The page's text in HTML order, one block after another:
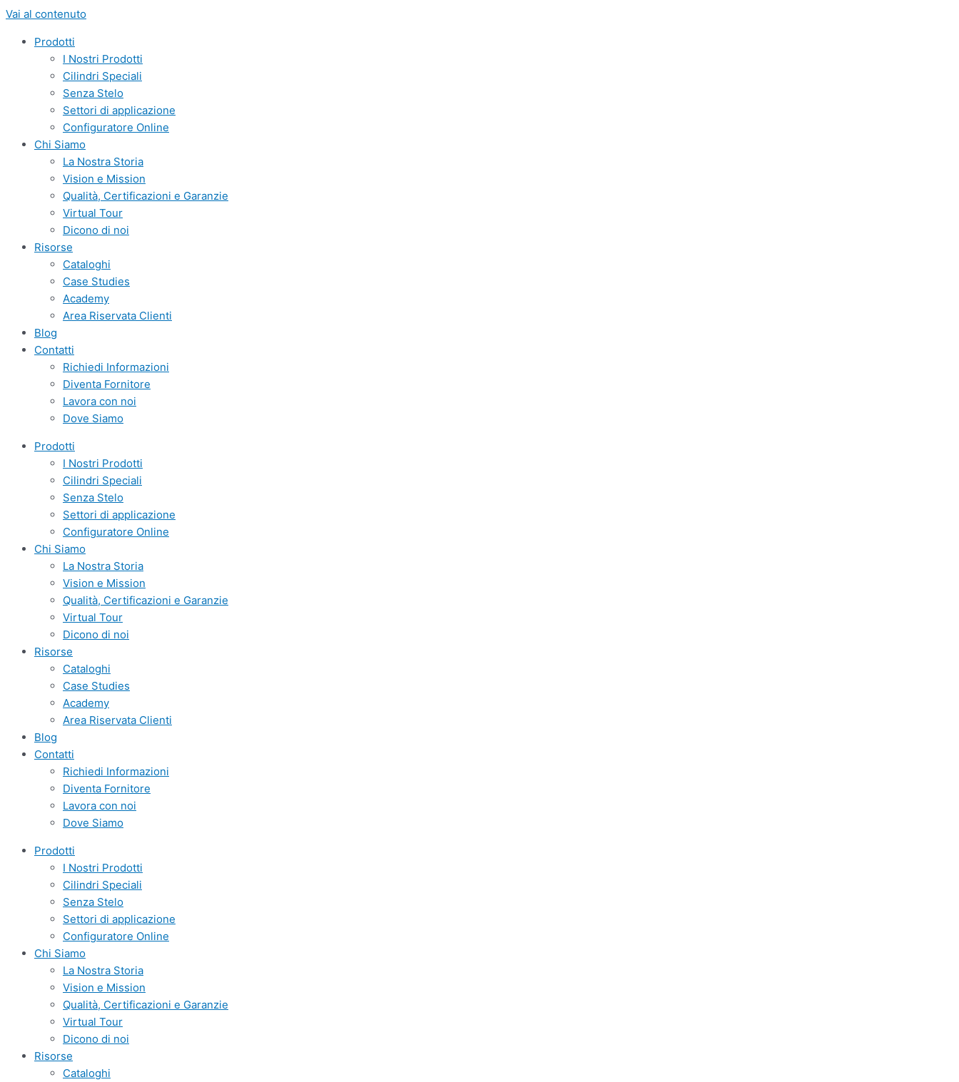
Vai al contenuto
Prodotti
I Nostri Prodotti
Cilindri Speciali
Senza Stelo
Settori di applicazione
Configuratore Online
Chi Siamo
La Nostra Storia
Vision e Mission
Qualità, Certificazioni e Garanzie
Virtual Tour
Dicono di noi
Risorse
Cataloghi
Case Studies
Academy
Area Riservata Clienti
Blog
Contatti
Richiedi Informazioni
Diventa Fornitore
Lavora con noi
Dove Siamo
Prodotti
I Nostri Prodotti
Cilindri Speciali
Senza Stelo
Settori di applicazione
Configuratore Online
Chi Siamo
La Nostra Storia
Vision e Mission
Qualità, Certificazioni e Garanzie
Virtual Tour
Dicono di noi
Risorse
Cataloghi
Case Studies
Academy
Area Riservata Clienti
Blog
Contatti
Richiedi Informazioni
Diventa Fornitore
Lavora con noi
Dove Siamo
Prodotti
I Nostri Prodotti
Cilindri Speciali
Senza Stelo
Settori di applicazione
Configuratore Online
Chi Siamo
La Nostra Storia
Vision e Mission
Qualità, Certificazioni e Garanzie
Virtual Tour
Dicono di noi
Risorse
Cataloghi